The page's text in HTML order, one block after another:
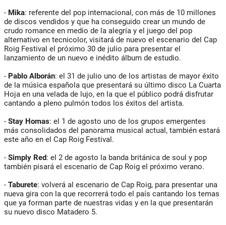
- Mika: referente del pop internacional, con más de 10 millones
de discos vendidos y que ha conseguido crear un mundo de
crudo romance en medio de la alegría y el juego del pop
alternativo en tecnicolor, visitará de nuevo el escenario del Cap
Roig Festival el próximo 30 de julio para presentar el
lanzamiento de un nuevo e inédito álbum de estudio.
- Pablo Alborán: el 31 de julio uno de los artistas de mayor éxito
de la música española que presentará su último disco La Cuarta
Hoja en una velada de lujo, en la que el público podrá disfrutar
cantando a pleno pulmón todos los éxitos del artista.
- Stay Homas: el 1 de agosto uno de los grupos emergentes
más consolidados del panorama musical actual, también estará
este año en el Cap Roig Festival.
- Simply Red: el 2 de agosto la banda británica de soul y pop
también pisará el escenario de Cap Roig el próximo verano.
- Taburete: volverá al escenario de Cap Roig, para presentar una
nueva gira con la que recorrerá todo el país cantando los temas
que ya forman parte de nuestras vidas y en la que presentarán
su nuevo disco Matadero 5.